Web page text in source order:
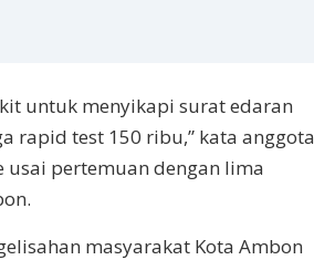
untuk menyikapi surat edaran
rapid test 150 ribu,” kata anggota
usai pertemuan dengan lima
masyarakat Kota Ambon